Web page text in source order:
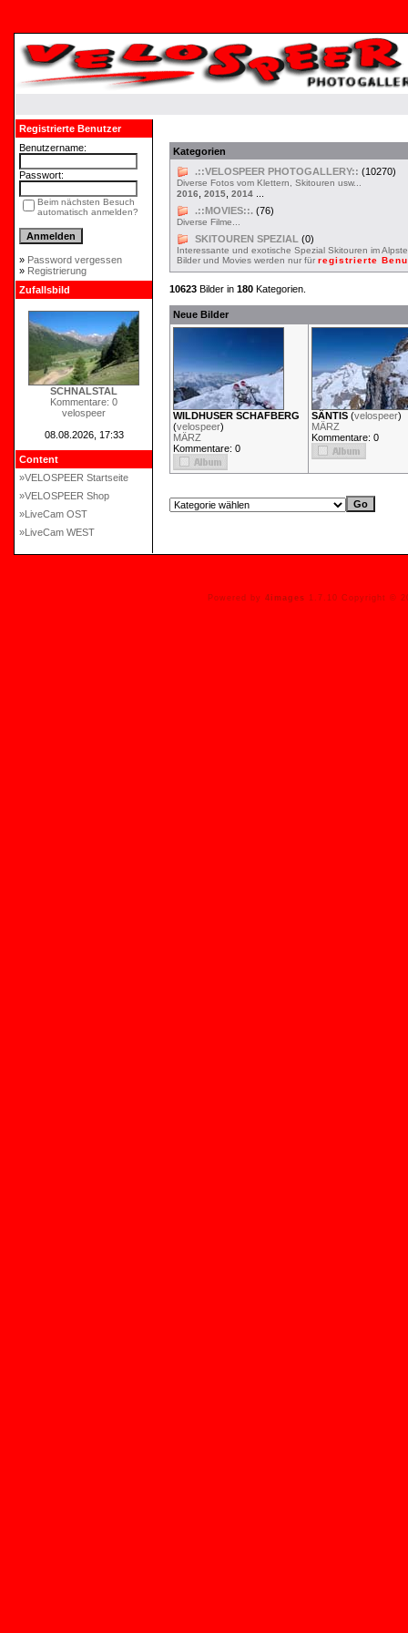
Registrierte Benutzer
Benutzername:
Passwort:
Beim nächsten Besuch
automatisch anmelden?
» Password vergessen
» Registrierung
Zufallsbild
SCHNALSTAL
Kommentare: 0
velospeer
08.08.2026, 17:33
Content
»VELOSPEER Startseite
»VELOSPEER Shop
»LiveCam OST
»LiveCam WEST
Kategorien
.::VELOSPEER PHOTOGALLERY:: (10270)
Diverse Fotos vom Klettern, Skitouren usw...
2016
2015 2014
.::MOVIES::. (76)
Diverse Filme...
SKITOUREN SPEZIAL (0)
Interessante und exotische Spezial Skitouren im
Bilder und Movies werden nur für registrierte
10623 Bilder in 180 Kategorien.
Neue Bilder
WILDHUSER SCHAFBERG
(velospeer)
MÄRZ
Kommentare: 0
SÄNTIS (velospeer)
MÄRZ
Kommentare: 0
Powered by 4images 1.7.10 Copyright ©